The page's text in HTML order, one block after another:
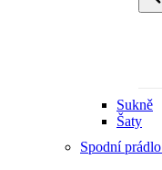
Sukně
Šaty
Spodní prádlo